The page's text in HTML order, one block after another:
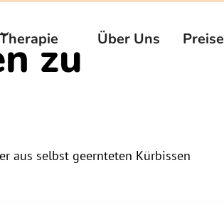
Therapie Über Uns Preise
zu
aus selbst geernteten Kürbissen